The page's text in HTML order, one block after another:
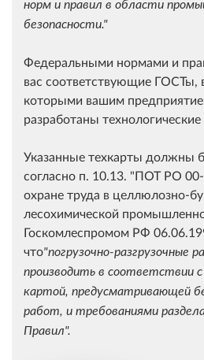
норм и правил в области
безопасности."
Федеральными нормами и
вас соответствующие ГОСТы,
которыми вашим
разработаны
Указанные техкарты должны
согласно п. 10.13. "ПОТ РО
охране труда в целлюлозно-
лесохимической
Госкомлеспромом РФ
что"погрузочно-разгрузочные
производить в соответствии с
картой, предусматривающей
работ, и требованиями
Правил".